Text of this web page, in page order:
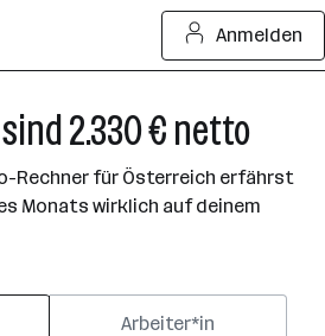
Anmelden
2.330 € netto
Rechner für Österreich erfährst
Monats wirklich auf deinem
Arbeiter*in